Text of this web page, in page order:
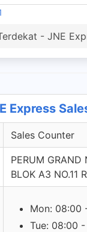
- JNE
Express
Sales Counter
PERUM GRAND
BLOK A3 NO.11
Mon: 08:00
Tue: 08:00 -